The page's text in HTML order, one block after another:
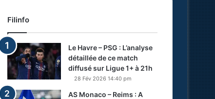
Filinfo
Le Havre – PSG : L’analyse
détaillée de ce match
diffusé sur Ligue 1+ à 21h
28 Fév 2026 14:40 pm
AS Monaco – Reims : A